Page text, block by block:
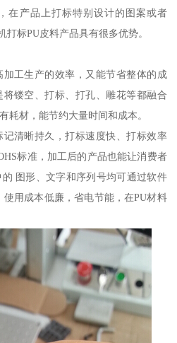
在产品上打标特别设计的图案或者
标PU皮料产品具有很多优势。
工生产的效率，又能节省整体的成
镂空、打标、打孔、雕花等都融合
耗材，能节约大量时间和成本。
清晰持久，打标速度快、打标效率
标准，加工后的产品也能让消费者
图形、文字和序列号均可通过软件
用成本低廉，省电节能，在PU材料